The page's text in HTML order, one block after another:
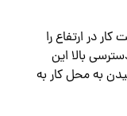
در ارتفاع را
بالا این
به محل کار به